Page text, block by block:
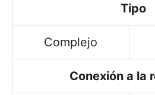
Tipo
Complejo
Conexión a la